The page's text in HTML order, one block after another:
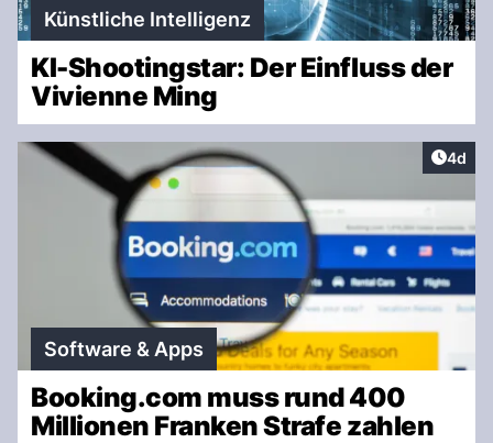
Künstliche Intelligenz
KI-Shootingstar: Der Einfluss der
Vivienne Ming
4d
Software & Apps
Booking.com muss rund 400
Millionen Franken Strafe zahlen